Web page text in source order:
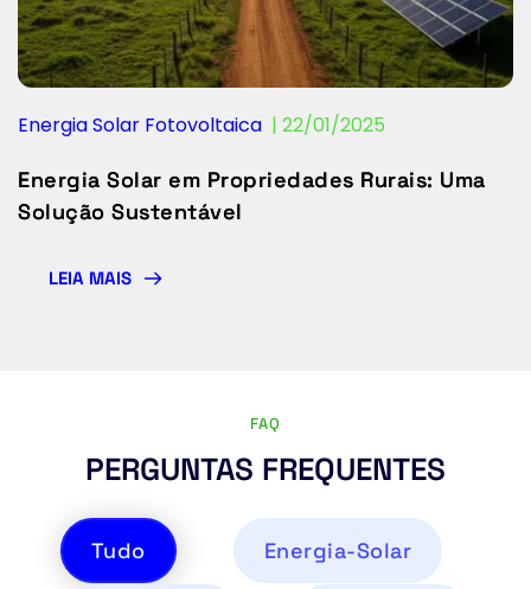
Energia Solar Fotovoltaica
  |
22/01/2025
Energia Solar em Propriedades Rurais: Uma
Solução Sustentável
LEIA MAIS
FAQ
PERGUNTAS FREQUENTES
Tudo Energia-Solar